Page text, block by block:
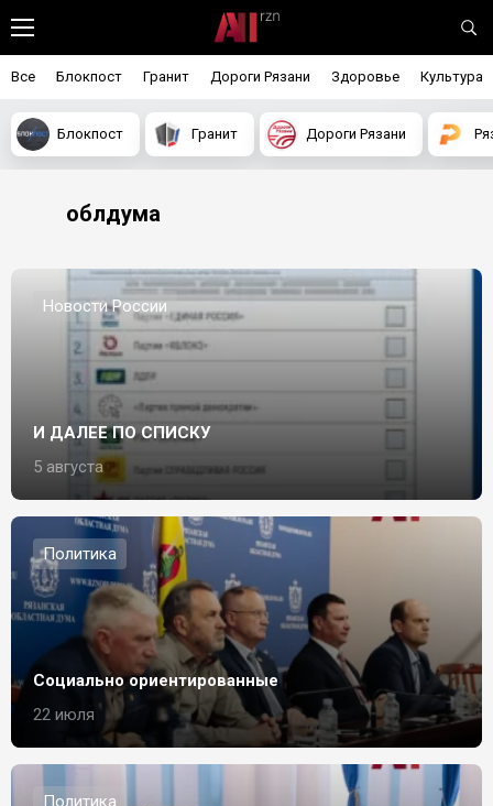
Все Блокпост Гранит Дороги Рязани Здоровье Культура
Блокпост Гранит Дороги Рязани
облдума
Новости России
И ДАЛЕЕ ПО СПИСКУ
5 августа
Политика
Социально ориентированные
22 июля
Политика